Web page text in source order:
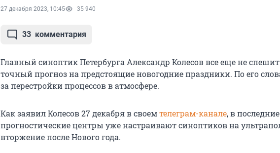
27 декабря 2023, 10:45 35 940
33 комментария
Главный синоптик Петербурга Александр Колесов все еще не
точный прогноз на предстоящие новогодние праздники. По его
за перестройки процессов в атмосфере.
Как заявил Колесов 27 декабря в своемтелеграм-канале, в
прогностические центры уже настраивают синоптиков на
вторжение после Нового года.